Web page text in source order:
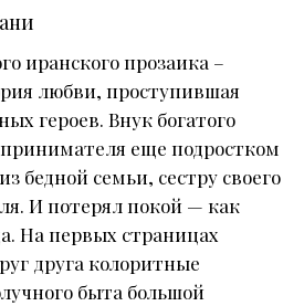
иранского прозаика –
любви, проступившая
героев. Внук богатого
еще подростком
бедной семьи, сестру своего
И потерял покой — как
На первых страницах
друга колоритные
быта большой